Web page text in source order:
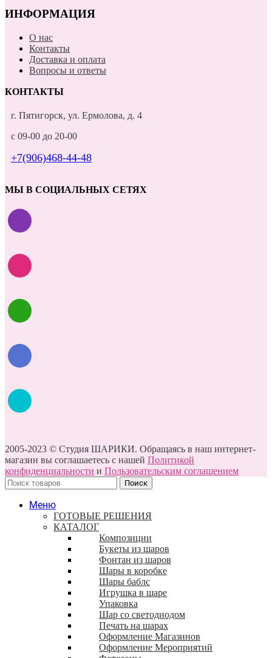
ИНФОРМАЦИЯ
О нас
Контакты
Доставка и оплата
Вопросы и ответы
КОНТАКТЫ
г. Пятигорск, ул. Ермолова, д. 4
с 09-00 до 20-00
+7(906)468-44-48
МЫ В СОЦИАЛЬНЫХ СЕТЯХ
2005-2023 © Студия ШАРИКИ. Обращаясь в наш интернет-
магазин вы соглашаетесь с нашей Политикой
конфиденциальности и Пользовательским соглашением
Поиск
Меню
ГОТОВЫЕ РЕШЕНИЯ
КАТАЛОГ
Композиции
Букеты из шаров
Фонтан из шаров
Шары в коробке
Шары баблс
Игрушка в шаре
Упаковка
Шар со светодиодом
Печать на шарах
Оформление Магазинов
Оформление Мероприятий